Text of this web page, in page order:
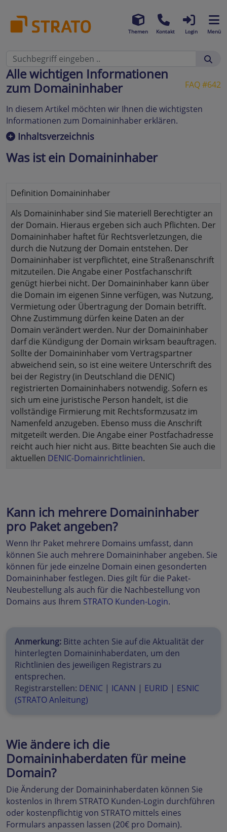
Themen Kontakt Login Menü
FAQ #642
Alle wichtigen Informationen
zum Domaininhaber
In diesem Artikel möchten wir Ihnen die wichtigsten
Informationen zum Domaininhaber erklären.
Inhaltsverzeichnis
Was ist ein Domaininhaber
Definition Domaininhaber
Als Domaininhaber sind Sie materiell Berechtigter an
der Domain. Hieraus ergeben sich auch Pflichten. Der
Domaininhaber haftet für Rechtsverletzungen, die
durch die Nutzung der Domain entstehen. Der
Domaininhaber ist verpflichtet, eine Straßenanschrift
mitzuteilen. Die Angabe einer Postfachanschrift
genügt hierbei nicht. Der Domaininhaber kann über
die Domain im eigenen Sinne verfügen, was Nutzung,
Vermietung oder Übertragung der Domain betrifft.
Ohne Zustimmung dürfen keine Daten an der
Domain verändert werden. Nur der Domaininhaber
darf die Kündigung der Domain wirksam beauftragen.
Sollte der Domaininhaber vom Vertragspartner
abweichend sein, so ist eine weitere Unterschrift des
bei der Registry (in Deutschland die DENIC)
registrierten Domaininhabers notwendig. Sofern es
sich um eine juristische Person handelt, ist die
vollständige Firmierung mit Rechtsformzusatz im
Namenfeld anzugeben. Ebenso muss die Anschrift
mitgeteilt werden. Die Angabe einer Postfachadresse
reicht auch hier nicht aus. Bitte beachten Sie auch die
aktuellen DENIC-Domainrichtlinien.
Kann ich mehrere Domaininhaber
pro Paket angeben?
Wenn Ihr Paket mehrere Domains umfasst, dann
können Sie auch mehrere Domaininhaber angeben. Sie
können für jede einzelne Domain einen gesonderten
Domaininhaber festlegen. Dies gilt für die Paket-
Neubestellung als auch für die Nachbestellung von
Domains aus Ihrem STRATO Kunden-Login.
Anmerkung: Bitte achten Sie auf die Aktualität der
hinterlegten Domaininhaberdaten, um den
Richtlinien des jeweiligen Registrars zu
entsprechen.
Registrarstellen: DENIC | ICANN | EURID | ESNIC
(STRATO Anleitung)
Wie ändere ich die
Domaininhaberdaten für meine
Domain?
Die Änderung der Domaininhaberdaten können Sie
kostenlos in Ihrem STRATO Kunden-Login durchführen
oder kostenpflichtig von STRATO mittels eines
Formulars anpassen lassen (20€ pro Domain).